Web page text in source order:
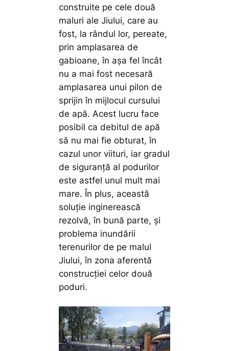
construite pe cele două
maluri ale Jiului, care au
fost, la rândul lor, pereate,
prin amplasarea de
gabioane, în așa fel încât
nu a mai fost necesară
amplasarea unui pilon de
sprijin în mijlocul cursului
de apă. Acest lucru face
posibil ca debitul de apă
să nu mai fie obturat, în
cazul unor viituri, iar gradul
de siguranță al podurilor
este astfel unul mult mai
mare. În plus, această
soluție inginerească
rezolvă, în bună parte, și
problema inundării
terenurilor de pe malul
Jiului, în zona aferentă
construcției celor două
poduri.